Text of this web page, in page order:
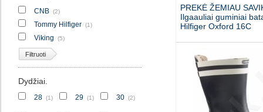
CNB (2)
Tommy Hilfiger (1)
Viking (5)
Filtruoti
Dydžiai.
28 (1) 29 (1) 30 (2)
PREKĖ ŽEMIAU
Ilgaauliai guminiai
Hilfiger Oxford 16C